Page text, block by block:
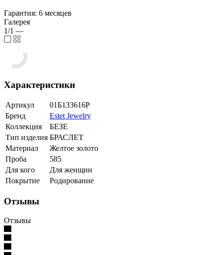
Гарантия: 6 месяцев
Галерея
1/1 —
Характеристики
Артикул
01Б133616Р
Бренд
Estet Jewelry
Коллекция
БЕЗЕ
Тип изделия БРАСЛЕТ
Материал
Желтое золото
Проба
585
Для кого
Для женщин
Покрытие
Родирование
Отзывы
Отзывы